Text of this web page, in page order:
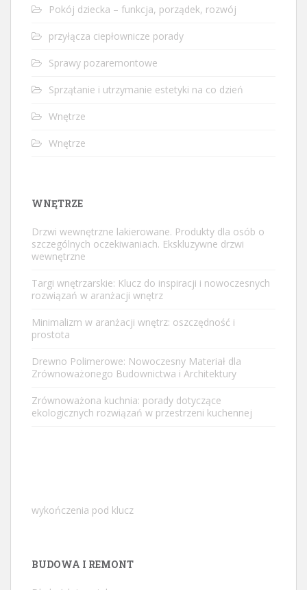
Pokój dziecka – funkcja, porządek, rozwój
przyłącza ciepłownicze porady
Sprawy pozaremontowe
Sprzątanie i utrzymanie estetyki na co dzień
Wnętrze
Wnętrze
WNĘTRZE
Drzwi wewnętrzne lakierowane. Produkty dla osób o
szczególnych oczekiwaniach. Ekskluzywne drzwi
wewnętrzne
Targi wnętrzarskie: Klucz do inspiracji i nowoczesnych
rozwiązań w aranżacji wnętrz
Minimalizm w aranżacji wnętrz: oszczędność i
prostota
Drewno Polimerowe: Nowoczesny Materiał dla
Zrównoważonego Budownictwa i Architektury
Zrównoważona kuchnia: porady dotyczące
ekologicznych rozwiązań w przestrzeni kuchennej
wykończenia pod klucz
BUDOWA I REMONT